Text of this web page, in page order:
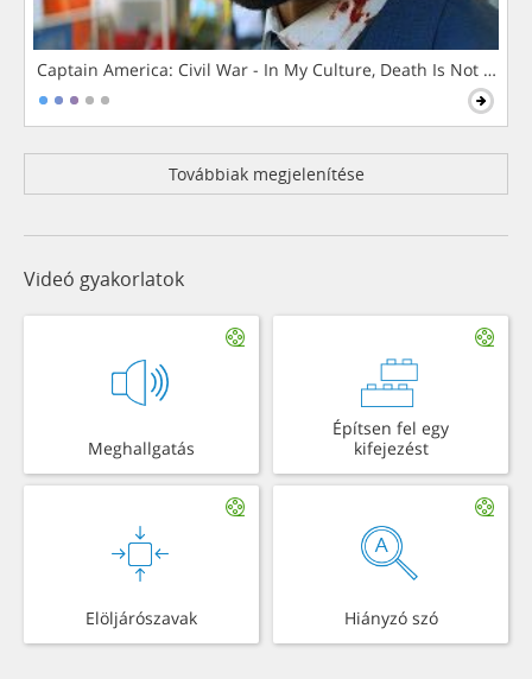
Captain America: Civil War - In My Culture, Death Is Not The
Továbbiak megjelenítése
Videó gyakorlatok
Meghallgatás
Építsen fel egy
kifejezést
Elöljárószavak Hiányzó szó